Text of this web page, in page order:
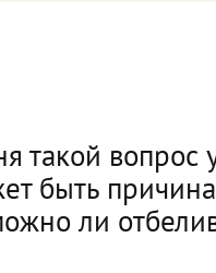
такой вопрос
быть
ли